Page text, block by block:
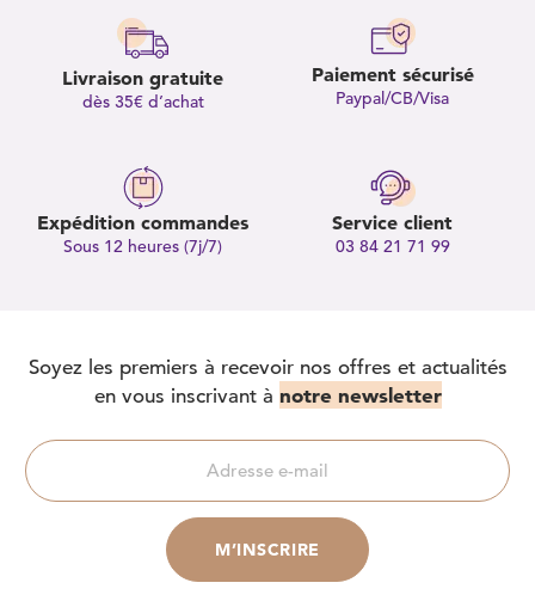
Livraison gratuite
dès 35€ d’achat
Paiement sécurisé
Paypal/CB/Visa
Expédition commandes
Sous 12 heures (7j/7)
Service client
03 84 21 71 99
Soyez les premiers à recevoir nos offres et actualités
en vous inscrivant à notre newsletter